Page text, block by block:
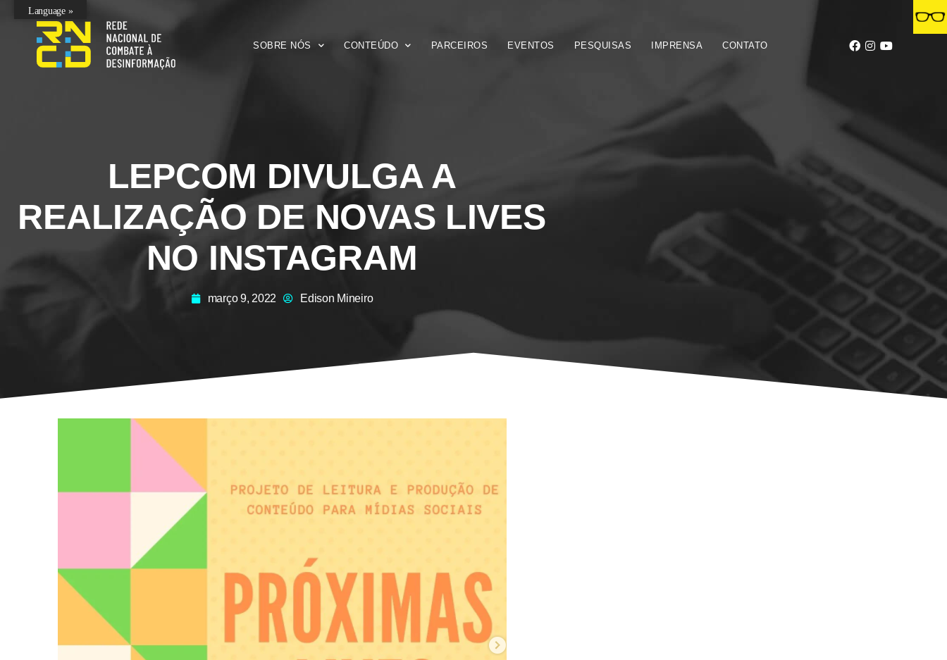
SOBRE NÓS CONTEÚDO PARCEIROS EVENTOS PESQUISAS IMPRENSA CONTATO
LEPCOM DIVULGA A
REALIZAÇÃO DE NOVAS LIVES
NO INSTAGRAM
março 9, 2022 Edison Mineiro
Language »